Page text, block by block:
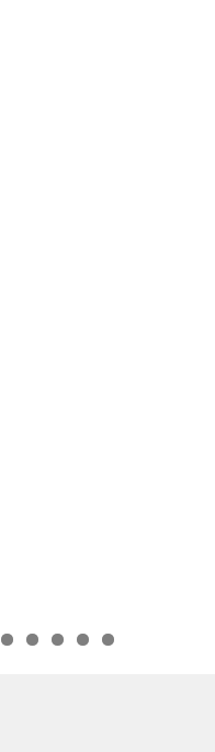
0 1 2